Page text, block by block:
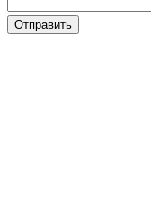
Отправить